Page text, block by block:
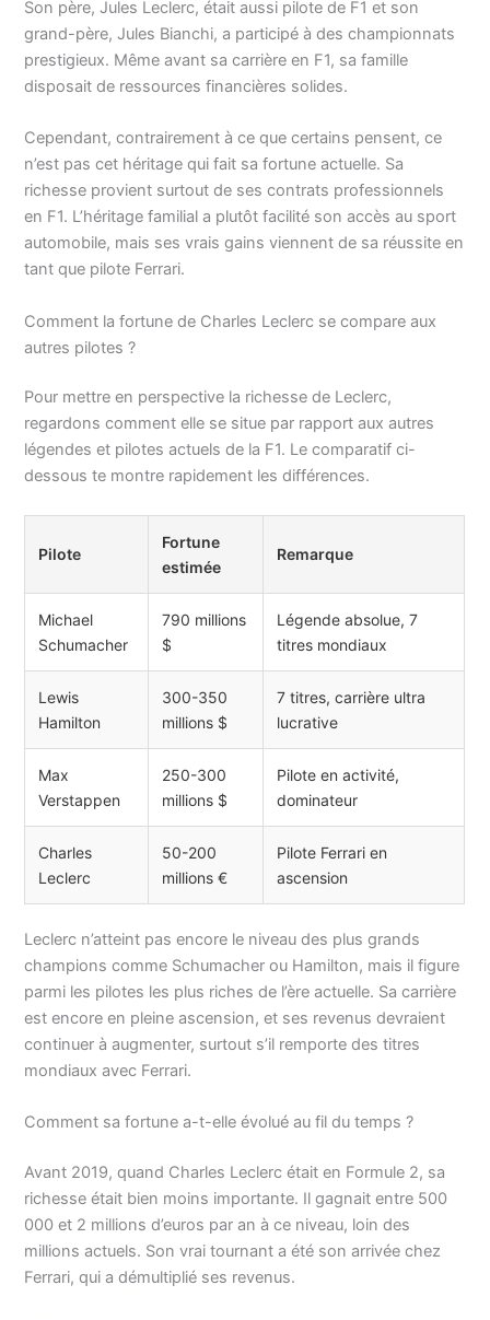
Son père, Jules Leclerc, était aussi pilote de F1 et son
grand-père, Jules Bianchi, a participé à des championnats
prestigieux. Même avant sa carrière en F1, sa famille
disposait de ressources financières solides.
Cependant, contrairement à ce que certains pensent, ce
n’est pas cet héritage qui fait sa fortune actuelle. Sa
richesse provient surtout de ses contrats professionnels
en F1. L’héritage familial a plutôt facilité son accès au sport
automobile, mais ses vrais gains viennent de sa réussite en
tant que pilote Ferrari.
Comment la fortune de Charles Leclerc se compare aux
autres pilotes ?
Pour mettre en perspective la richesse de Leclerc,
regardons comment elle se situe par rapport aux autres
légendes et pilotes actuels de la F1. Le comparatif ci-
dessous te montre rapidement les différences.
Pilote
Fortune
estimée
Remarque
Michael
Schumacher
790 millions
$
Légende absolue, 7
titres mondiaux
Lewis
Hamilton
300-350
millions $
7 titres, carrière ultra
lucrative
Max
Verstappen
250-300
millions $
Pilote en activité,
dominateur
Charles
Leclerc
50-200
millions €
Pilote Ferrari en
ascension
Leclerc n’atteint pas encore le niveau des plus grands
champions comme Schumacher ou Hamilton, mais il figure
parmi les pilotes les plus riches de l’ère actuelle. Sa carrière
est encore en pleine ascension, et ses revenus devraient
continuer à augmenter, surtout s’il remporte des titres
mondiaux avec Ferrari.
Comment sa fortune a-t-elle évolué au fil du temps ?
Avant 2019, quand Charles Leclerc était en Formule 2, sa
richesse était bien moins importante. Il gagnait entre 500
000 et 2 millions d’euros par an à ce niveau, loin des
millions actuels. Son vrai tournant a été son arrivée chez
Ferrari, qui a démultiplié ses revenus.